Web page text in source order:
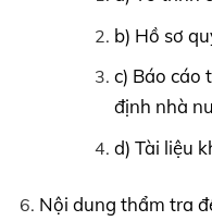
b) Hồ sơ
c) Báo cáo
định nhà
d) Tài liệu
Nội dung thẩm tra